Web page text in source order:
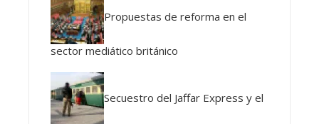
Propuestas de reforma en el
sector mediático británico
Secuestro del Jaffar Express y el